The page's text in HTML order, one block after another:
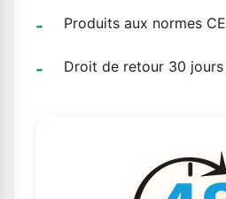
Produits aux normes CE
Droit de retour 30 jours